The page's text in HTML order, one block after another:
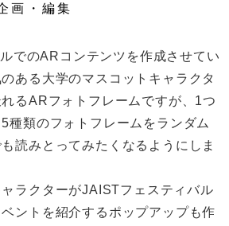
画・編集
でのARコンテンツを作成させてい
ある大学のマスコットキャラクタ
るARフォトフレームですが、1つ
種類のフォトフレームをランダム
読みとってみたくなるようにしま
ラクターがJAISTフェスティバル
ントを紹介するポップアップも作